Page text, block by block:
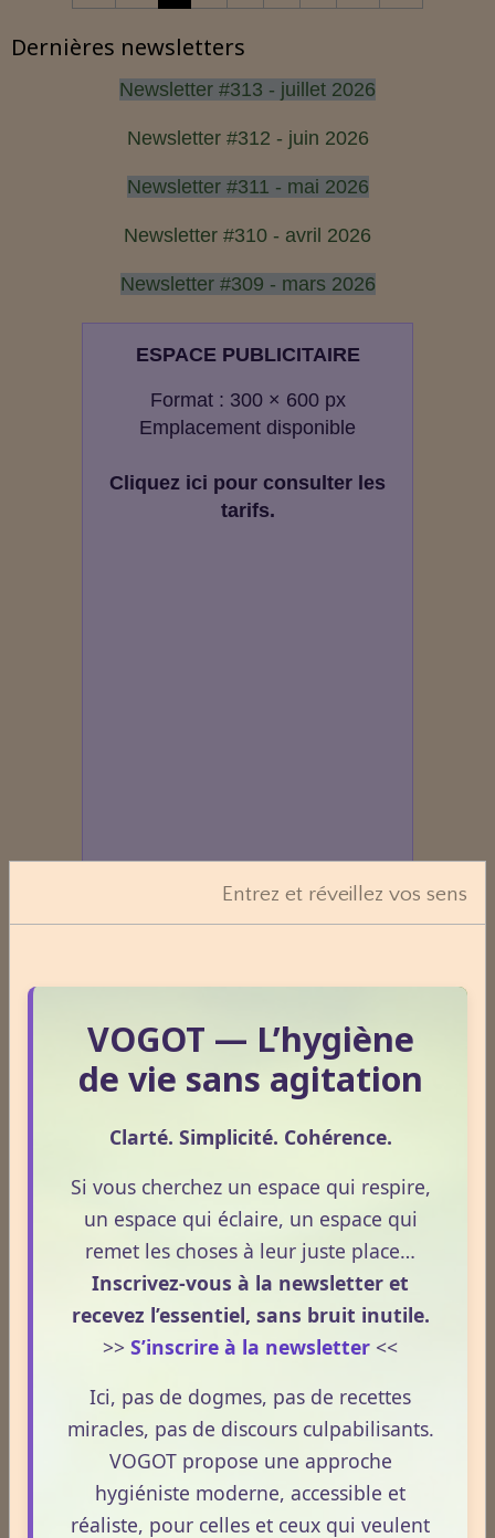
Dernières newsletters
Newsletter #313 - juillet 2026
Newsletter #312 - juin 2026
Newsletter #311 - mai 2026
Newsletter #310 - avril 2026
Newsletter #309 - mars 2026
ESPACE PUBLICITAIRE
Format : 300 × 600 px
Emplacement disponible
Cliquez ici pour consulter les
tarifs.
Dossiers
Le Sens des Maux
Le monde Merveilleux du Thé
Odeurs corporelles et transpiration.
Médecines Holistiques
Entrez et réveillez vos sens
VOGOT — L’hygiène
de vie sans agitation
Clarté. Simplicité. Cohérence.
Si vous cherchez un espace qui respire,
un espace qui éclaire, un espace qui
remet les choses à leur juste place…
Inscrivez-vous à la newsletter et
recevez l’essentiel, sans bruit inutile.
>> S’inscrire à la newsletter <<
Ici, pas de dogmes, pas de recettes
miracles, pas de discours culpabilisants.
VOGOT propose une approche
hygiéniste moderne, accessible et
réaliste, pour celles et ceux qui veulent